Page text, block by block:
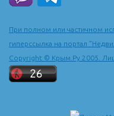
При полном или частичном
гиперссылка на портал
Copyright © Крым.Ру 2005.